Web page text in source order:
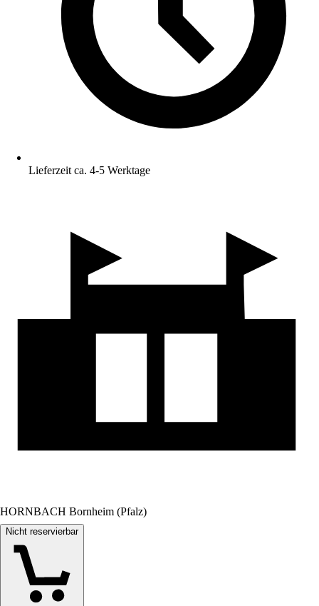
Lieferzeit ca. 4-5 Werktage
HORNBACH Bornheim (Pfalz)
Nicht reservierbar